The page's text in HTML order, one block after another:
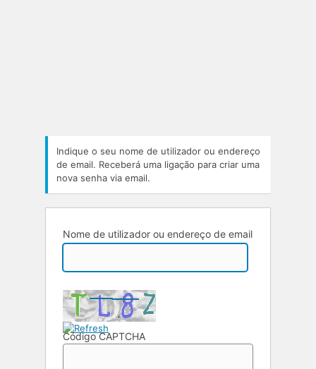
Indique o seu nome de utilizador ou endereço
de email. Receberá uma ligação para criar uma
nova senha via email.
Nome de utilizador ou endereço de email
Código CAPTCHA